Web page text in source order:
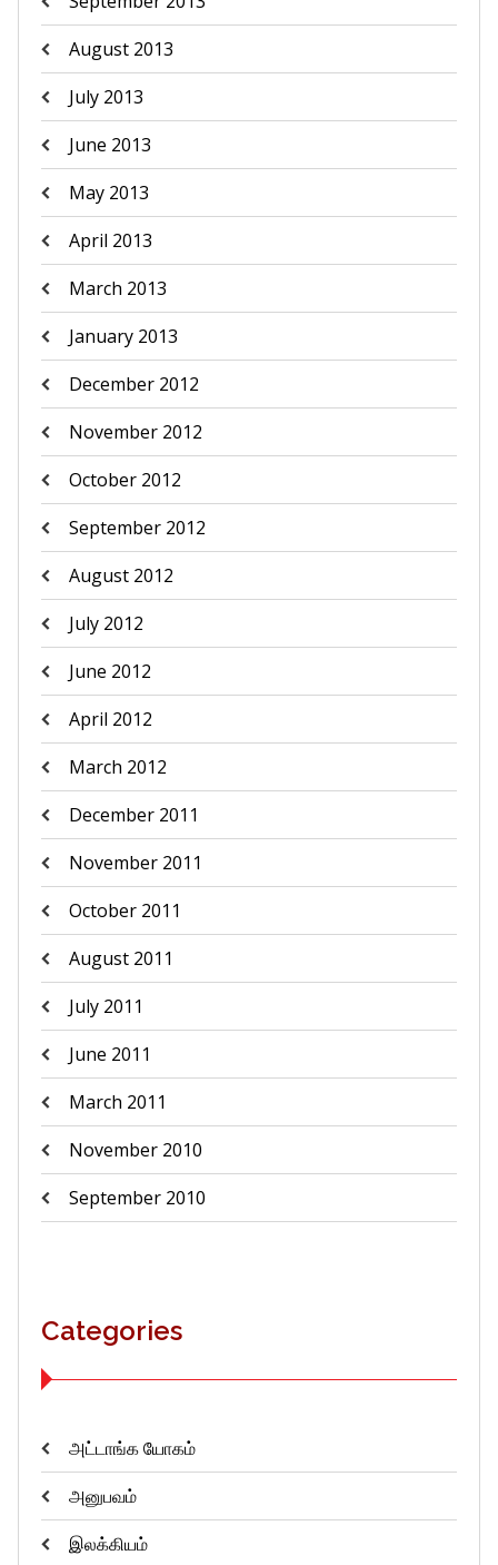
August 2013
July 2013
June 2013
May 2013
April 2013
March 2013
January 2013
December 2012
November 2012
October 2012
September 2012
August 2012
July 2012
June 2012
April 2012
March 2012
December 2011
November 2011
October 2011
August 2011
July 2011
June 2011
March 2011
November 2010
September 2010
Categories
அட்டாங்க யோகம்
அனுபவம்
இலக்கியம்